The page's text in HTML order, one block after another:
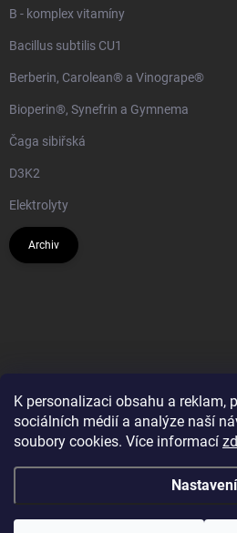
K personalizaci obsahu a reklam,
sociálních médií a analýze naší
soubory cookies. Více informací
Nastavení
B - komplex vitamíny
Bacillus subtilis CU1
Berberin, Carolean® a Vinogrape®
Bioperin®, Synefrin a Gymnema
Čaga sibiřská
D3K2
Elektrolyty
Archiv
Copyright 2026AMMU.cz - Síla uvnitř,